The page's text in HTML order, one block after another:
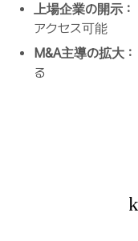
上場企業の開示：
アクセス可能
M&A主導の拡大：
る